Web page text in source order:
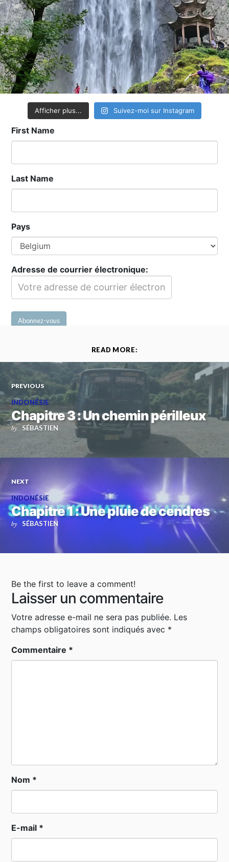
Afficher plus... Suivez-moi sur Instagram
First Name
Last Name
Pays
Adresse de courrier électronique:
READ MORE:
PREVIOUS
INDONÉSIE
Chapitre 3 : Un chemin périlleux
by SÉBASTIEN
NEXT
INDONÉSIE
Chapitre 1 : Une pluie de cendres
by SÉBASTIEN
Be the first to leave a comment!
Laisser un commentaire
Votre adresse e-mail ne sera pas publiée. Les
champs obligatoires sont indiqués avec *
Commentaire *
Nom *
E-mail *